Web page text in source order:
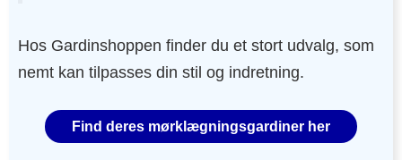
Hos Gardinshoppen finder du et stort udvalg, som
nemt kan tilpasses din stil og indretning.
Find deres mørklægningsgardiner her